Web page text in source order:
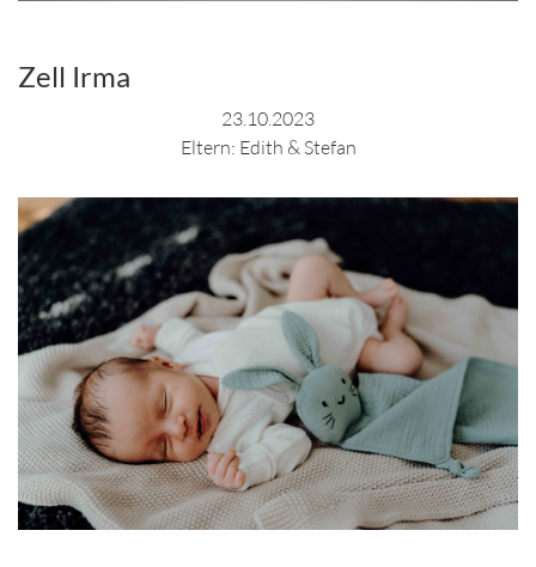
Zell Irma
23.10.2023
Eltern: Edith & Stefan